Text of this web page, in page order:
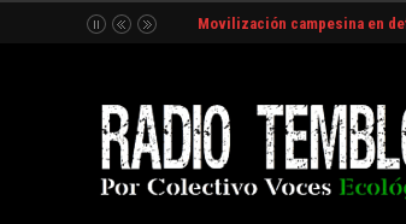
Movilización campesina en